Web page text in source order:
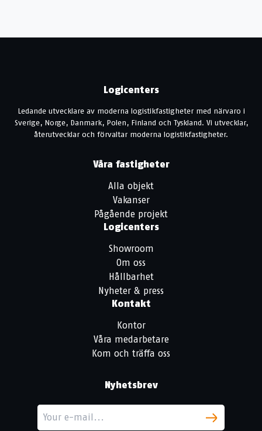
Logicenters
Ledande utvecklare av moderna logistikfastigheter med närvaro i
Sverige, Norge, Danmark, Polen, Finland och Tyskland. Vi utvecklar,
återutvecklar och förvaltar moderna logistikfastigheter.
Våra fastigheter
Alla objekt
Vakanser
Pågående projekt
Logicenters
Showroom
Om oss
Hållbarhet
Nyheter & press
Kontakt
Kontor
Våra medarbetare
Kom och träffa oss
Nyhetsbrev